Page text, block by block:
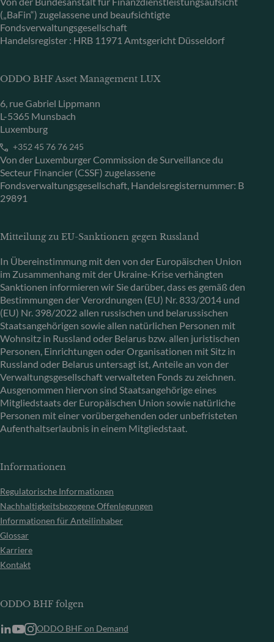
(„BaFin“) zugelassene und beaufsichtigte
Fondsverwaltungsgesellschaft
Handelsregister : HRB 11971 Amtsgericht Düsseldorf
ODDO BHF Asset Management LUX
6, rue Gabriel Lippmann
L-5365 Munsbach
Luxemburg
+352 45 76 76 245
Von der Luxemburger Commission de Surveillance du
Secteur Financier (CSSF) zugelassene
Fondsverwaltungsgesellschaft, Handelsregisternummer: B
29891
Mitteilung zu EU-Sanktionen gegen Russland
In Übereinstimmung mit den von der Europäischen Union
im Zusammenhang mit der Ukraine-Krise verhängten
Sanktionen informieren wir Sie darüber, dass es gemäß den
Bestimmungen der Verordnungen (EU) Nr. 833/2014 und
(EU) Nr. 398/2022 allen russischen und belarussischen
Staatsangehörigen sowie allen natürlichen Personen mit
Wohnsitz in Russland oder Belarus bzw. allen juristischen
Personen, Einrichtungen oder Organisationen mit Sitz in
Russland oder Belarus untersagt ist, Anteile an von der
Verwaltungsgesellschaft verwalteten Fonds zu zeichnen.
Ausgenommen hiervon sind Staatsangehörige eines
Mitgliedstaats der Europäischen Union sowie natürliche
Personen mit einer vorübergehenden oder unbefristeten
Aufenthaltserlaubnis in einem Mitgliedstaat.
Informationen
Regulatorische Informationen
Nachhaltigkeitsbezogene Offenlegungen
Informationen für Anteilinhaber
Glossar
Karriere
Kontakt
ODDO BHF folgen
ODDO BHF on Demand